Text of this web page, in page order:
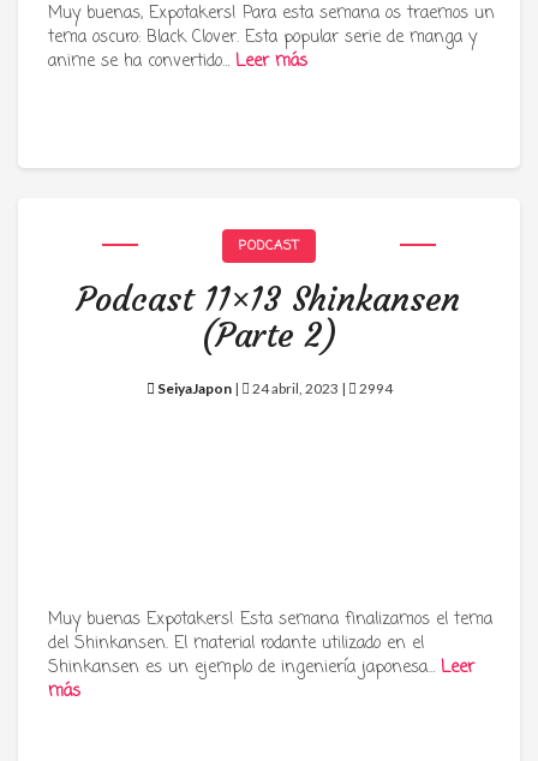
Muy buenas, Expotakers! Para esta semana os traemos un
tema oscuro: Black Clover. Esta popular serie de manga y
anime se ha convertido… Leer más
PODCAST
Podcast 11×13 Shinkansen
(Parte 2)
SeiyaJapon| 24 abril, 2023 | 2994
Muy buenas Expotakers! Esta semana finalizamos el tema
del Shinkansen. El material rodante utilizado en el
Shinkansen es un ejemplo de ingeniería japonesa… Leer
más